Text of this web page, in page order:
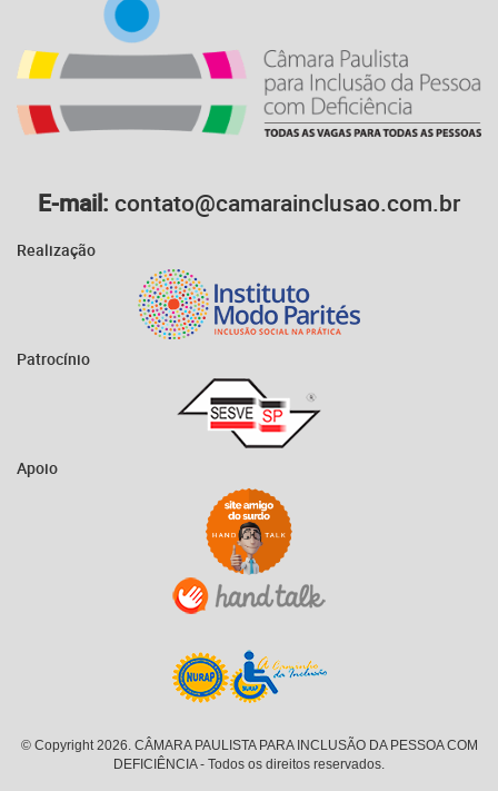
E-mail: contato@camarainclusao.com.br
Realização
Patrocínio
Apoio
© Copyright 2026. CÂMARA PAULISTA PARA INCLUSÃO DA PESSOA COM
DEFICIÊNCIA - Todos os direitos reservados.